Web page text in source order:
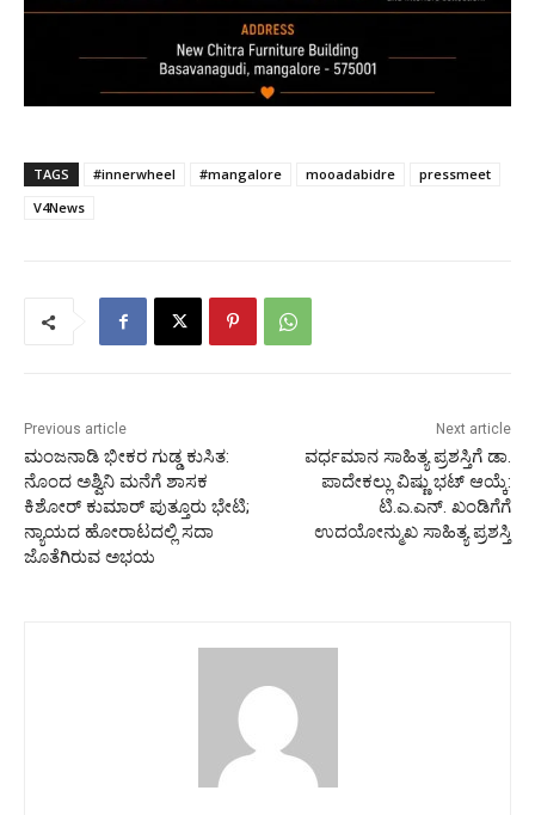
TAGS #innerwheel #mangalore mooadabidre
pressmeet
V4News
Previous article
ಮಂಜನಾಡಿ ಭೀಕರ ಗುಡ್ಡ ಕುಸಿತ:
ನೊಂದ ಅಶ್ವಿನಿ ಮನೆಗೆ ಶಾಸಕ
ಕಿಶೋರ್ ಕುಮಾರ್ ಪುತ್ತೂರು ಭೇಟಿ;
ನ್ಯಾಯದ ಹೋರಾಟದಲ್ಲಿ ಸದಾ
ಜೊತೆಗಿರುವ ಅಭಯ
Next article
ವರ್ಧಮಾನ ಸಾಹಿತ್ಯ ಪ್ರಶಸ್ತಿಗೆ ಡಾ.
ಪಾದೇಕಲ್ಲು ವಿಷ್ಣು ಭಟ್ ಆಯ್ಕೆ:
ಟಿ.ಎ.ಎನ್. ಖಂಡಿಗೆಗೆ
ಉದಯೋನ್ಮುಖ ಸಾಹಿತ್ಯ ಪ್ರಶಸ್ತಿ